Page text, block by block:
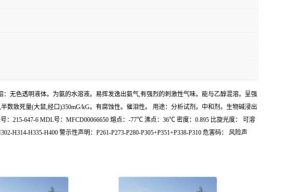
：无色透明液体。为氨的水溶液。易挥发逸出氨气,有强烈的刺激性气味。能与乙醇混溶。呈强
致死量(大鼠,经口)350mG/kG。有腐蚀性。催泪性。 用途：分析试剂。中和剂。生物碱浸出
215-647-6 MDL号：MFCD00066650 熔点：-77℃ 沸点：36℃ 密度：0.895 比旋光度： 可溶
H335-H400 警示性声明：P261-P273-P280-P305+P351+P338-P310 危害码： 风险声